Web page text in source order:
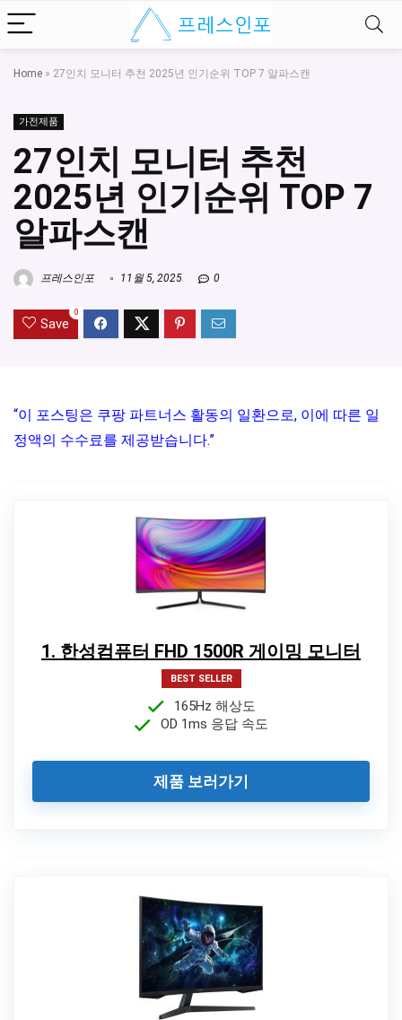
Home » 27인치 모니터 추천 2025년 인기순위 TOP 7 알파스캔
가전제품
27인치 모니터 추천
2025년 인기순위 TOP 7
알파스캔
프레스인포 11월 5, 2025 0
Save
0
“이 포스팅은 쿠팡 파트너스 활동의 일환으로, 이에 따른 일
정액의 수수료를 제공받습니다.”
1. 한성컴퓨터 FHD 1500R 게이밍 모니터
BEST SELLER
165Hz 해상도
OD 1ms 응답 속도
제품 보러가기